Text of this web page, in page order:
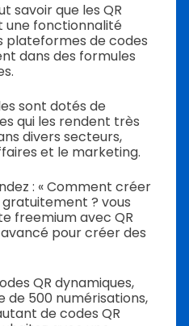
savoir que les QR
une fonctionnalité
plateformes de codes
dans des formules
sont dotés de
qui les rendent très
divers secteurs,
et le marketing.
: « Comment créer
? vous
freemium avec QR
avancé pour créer des
QR dynamiques,
de 500 numérisations,
de codes QR